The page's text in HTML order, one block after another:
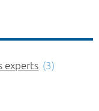
experts (3)